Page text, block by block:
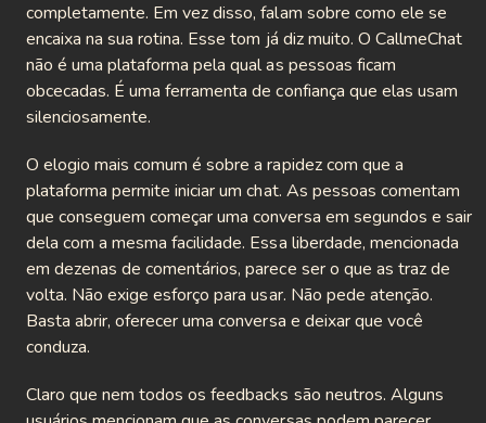
completamente. Em vez disso, falam sobre como ele se
encaixa na sua rotina. Esse tom já diz muito. O CallmeChat
não é uma plataforma pela qual as pessoas ficam
obcecadas. É uma ferramenta de confiança que elas usam
silenciosamente.
O elogio mais comum é sobre a rapidez com que a
plataforma permite iniciar um chat. As pessoas comentam
que conseguem começar uma conversa em segundos e sair
dela com a mesma facilidade. Essa liberdade, mencionada
em dezenas de comentários, parece ser o que as traz de
volta. Não exige esforço para usar. Não pede atenção.
Basta abrir, oferecer uma conversa e deixar que você
conduza.
Claro que nem todos os feedbacks são neutros. Alguns